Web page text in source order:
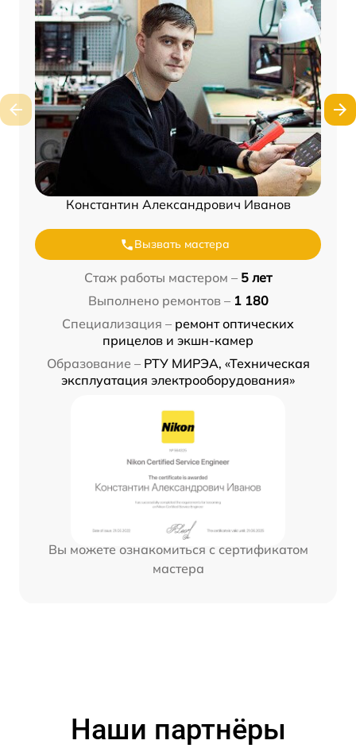
Константин Александрович Иванов
Вызвать мастера
Стаж работы мастером – 5 лет
Выполнено ремонтов – 1 180
Специализация – ремонт оптических
прицелов и экшн-камер
Образование – РТУ МИРЭА, «Техническая
эксплуатация электрооборудования»
Вы можете ознакомиться с сертификатом
мастера
Наши партнёры